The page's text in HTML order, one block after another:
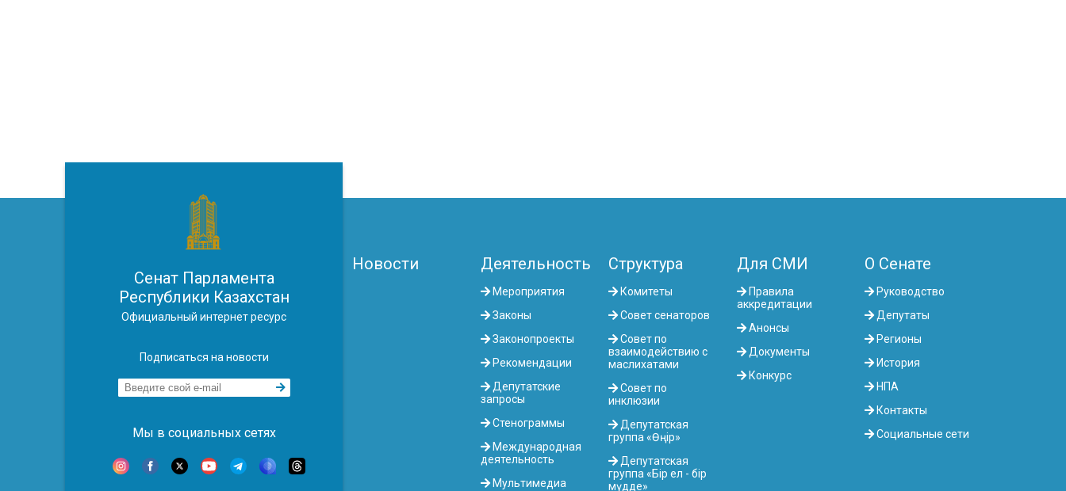
Сенат Парламента
Республики Казахстан
Официальный интернет ресурс
Подписаться на новости
Мы в социальных сетях
Новости Деятельность
Мероприятия
Законы
Законопроекты
Рекомендации
Депутатские
запросы
Стенограммы
Международная
деятельность
Мультимедиа
Структура
Комитеты
Совет сенаторов
Совет по
взаимодействию с
маслихатами
Совет по
инклюзии
Депутатская
группа «Өңір»
Депутатская
группа «Бір ел - бір
мүдде»
Для СМИ
Правила
аккредитации
Анонсы
Документы
Конкурс
О Сенате
Руководство
Депутаты
Регионы
История
НПА
Контакты
Социальные сети